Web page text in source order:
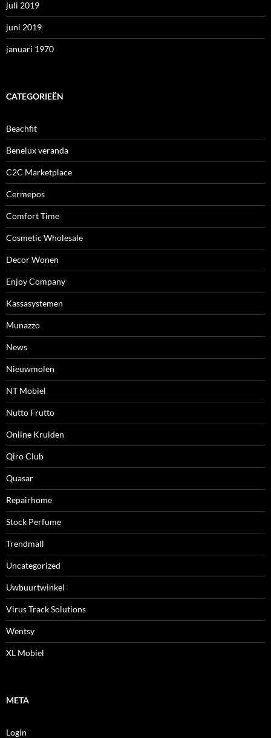
juli 2019
juni 2019
januari 1970
CATEGORIEËN
Beachfit
Benelux veranda
C2C Marketplace
Cermepos
Comfort Time
Cosmetic Wholesale
Decor Wonen
Enjoy Company
Kassasystemen
Munazzo
News
Nieuwmolen
NT Mobiel
Nutto Frutto
Online Kruiden
Qiro Club
Quasar
Repairhome
Stock Perfume
Trendmall
Uncategorized
Uwbuurtwinkel
Virus Track Solutions
Wentsy
XL Mobiel
META
Login